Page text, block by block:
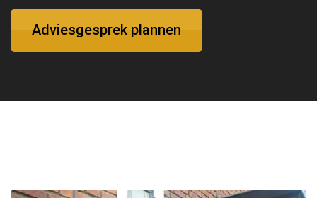
Adviesgesprek plannen